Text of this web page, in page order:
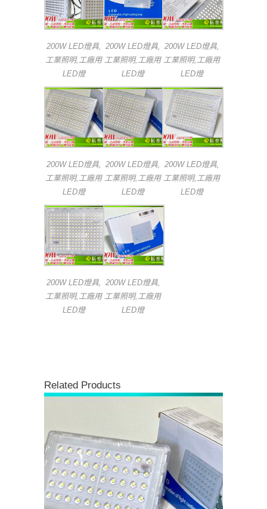
200W LED燈具,
工業照明,工廠用
LED燈
200W LED燈具,
工業照明,工廠用
LED燈
200W LED燈具,
工業照明,工廠用
LED燈
200W LED燈具,
工業照明,工廠用
LED燈
200W LED燈具,
工業照明,工廠用
LED燈
200W LED燈具,
工業照明,工廠用
LED燈
200W LED燈具,
工業照明,工廠用
LED燈
200W LED燈具,
工業照明,工廠用
LED燈
Related Products